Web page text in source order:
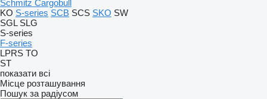
Schmitz Cargobull
KO S-series SCB SCS SKO SW
SGL SLG
S-series
F-series
LPRS TO
ST
показати всі
Місце розташування
Пошук за радіусом